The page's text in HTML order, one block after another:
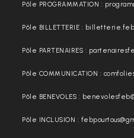
Pôle PROGRAMMATION :
Pôle BILLETTERIE :
Pôle PARTENAIRES :
Pôle COMMUNICATION :
Pôle BENEVOLES :
Pôle INCLUSION :